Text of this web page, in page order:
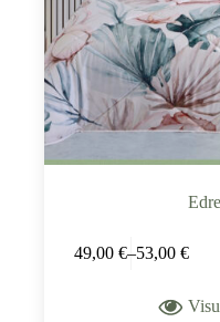
49,00 €–53,00 €